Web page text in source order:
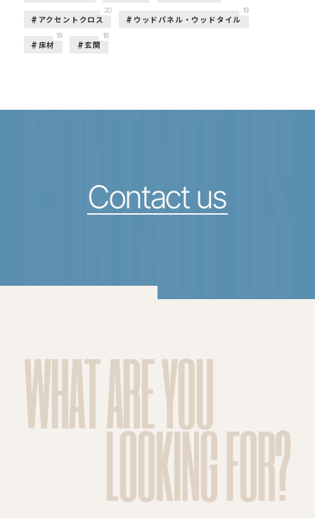
アクセントクロス
20
ウッドパネル・ウッドタイル
19
床材
19
玄関
18
CONTACT US
Contact us
WHAT ARE YOU
LOOKING FOR?